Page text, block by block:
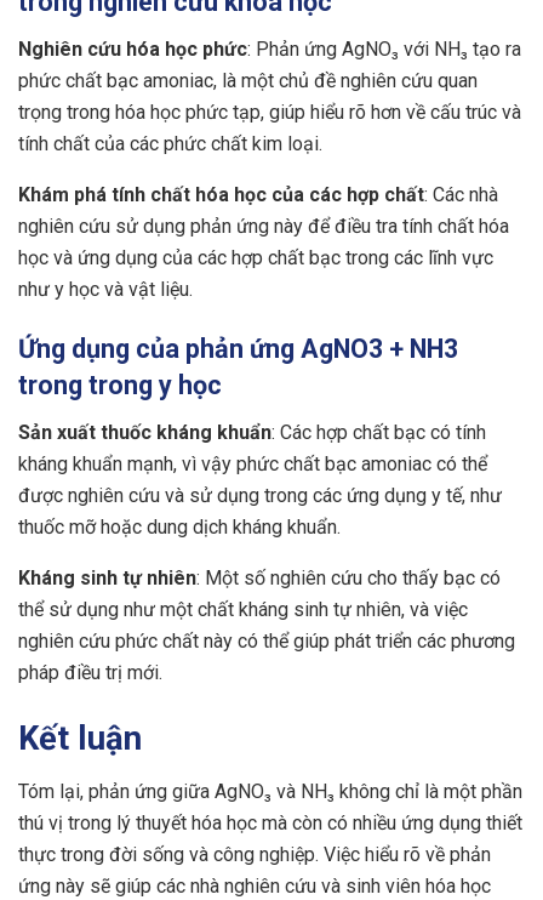
Nghiên cứu hóa học phức: Phản ứng AgNO₃ với NH₃ tạo ra
phức chất bạc amoniac, là một chủ đề nghiên cứu quan
trọng trong hóa học phức tạp, giúp hiểu rõ hơn về cấu trúc và
tính chất của các phức chất kim loại.
Khám phá tính chất hóa học của các hợp chất: Các nhà
nghiên cứu sử dụng phản ứng này để điều tra tính chất hóa
học và ứng dụng của các hợp chất bạc trong các lĩnh vực
như y học và vật liệu.
Ứng dụng của phản ứng AgNO3 + NH3
trong trong y học
Sản xuất thuốc kháng khuẩn: Các hợp chất bạc có tính
kháng khuẩn mạnh, vì vậy phức chất bạc amoniac có thể
được nghiên cứu và sử dụng trong các ứng dụng y tế, như
thuốc mỡ hoặc dung dịch kháng khuẩn.
Kháng sinh tự nhiên: Một số nghiên cứu cho thấy bạc có
thể sử dụng như một chất kháng sinh tự nhiên, và việc
nghiên cứu phức chất này có thể giúp phát triển các phương
pháp điều trị mới.
Kết luận
Tóm lại, phản ứng giữa AgNO₃ và NH₃ không chỉ là một phần
thú vị trong lý thuyết hóa học mà còn có nhiều ứng dụng thiết
thực trong đời sống và công nghiệp. Việc hiểu rõ về phản
ứng này sẽ giúp các nhà nghiên cứu và sinh viên hóa học